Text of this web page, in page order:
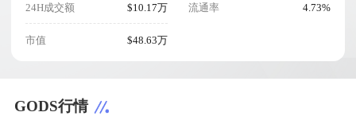
24H成交额 $10.17万
市值 $48.63万
流通率 4.73%
GODS行情